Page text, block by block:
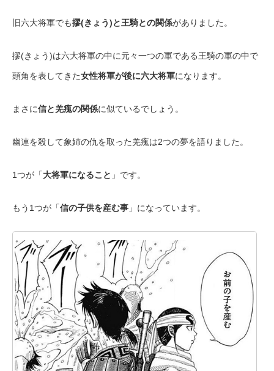
旧六大将軍でも摎(きょう)と王騎との関係がありました。
摎(きょう)は六大将軍の中に元々一つの軍である王騎の軍の中で
頭角を表してきた女性将軍が後に六大将軍になります。
まさに信と羌瘣の関係に似ているでしょう。
幽連を殺して象姉の仇を取った羌瘣は2つの夢を語りました。
1つが「大将軍になること 」です。
もう1つが「信の子供を産む事 」になっています。